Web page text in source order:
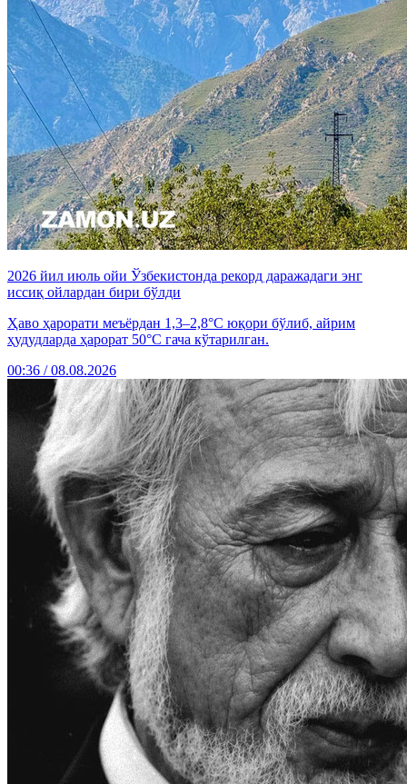
2026 йил июль ойи Ўзбекистонда рекорд даражадаги энг
иссиқ ойлардан бири бўлди
Ҳаво ҳарорати меъёрдан 1,3–2,8°C юқори бўлиб, айрим
ҳудудларда ҳарорат 50°C гача кўтарилган.
00:36 / 08.08.2026